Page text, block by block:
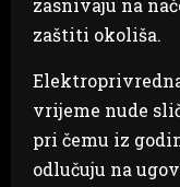
zaštiti okoliša.
vrijeme nude
pri čemu iz
odlučuju na